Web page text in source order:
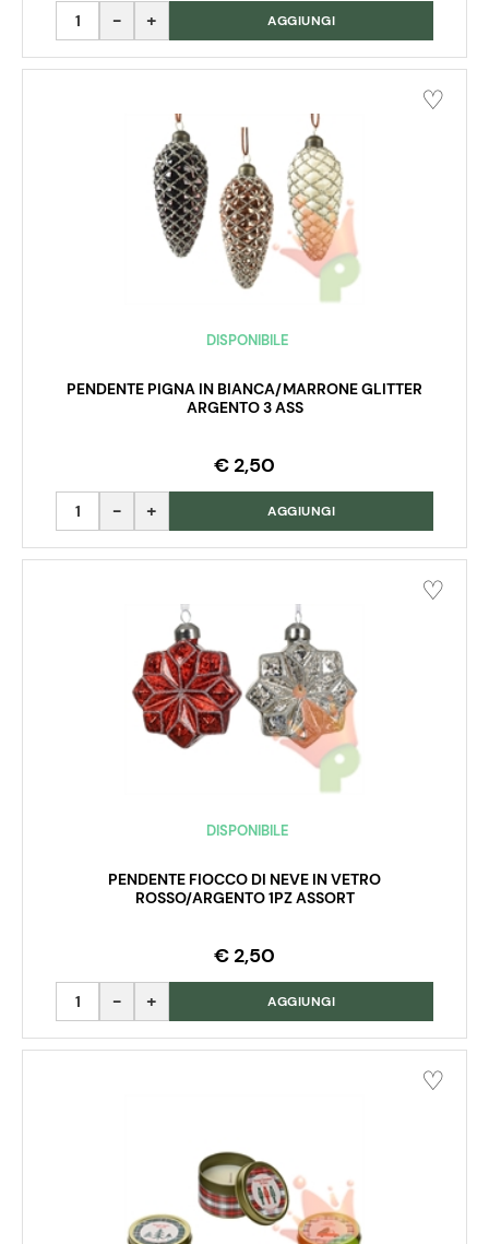
Quantità AGGIUNGI
DISPONIBILE
PENDENTE PIGNA IN BIANCA/MARRONE GLITTER
ARGENTO 3 ASS
€ 2,50
Quantità AGGIUNGI
DISPONIBILE
PENDENTE FIOCCO DI NEVE IN VETRO
ROSSO/ARGENTO 1PZ ASSORT
€ 2,50
Quantità AGGIUNGI